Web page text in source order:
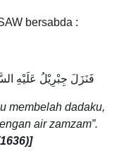
bersabda :
فَنَزَلَ جِبْرِيْلُ عَلَيْهِ
membelah dadaku,
air zamzam”.